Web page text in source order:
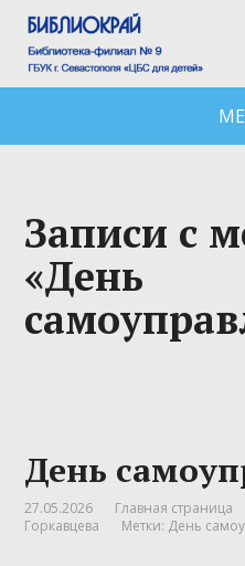
Записи с
«День
День
27.05.2026 Главная страница
Горкавцева
Метки: День